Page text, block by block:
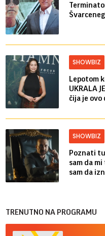
SHOWBIZ
Lepotom
UKRALA
čija je ovo
SHOWBIZ
Poznati
sam da
sam da
TRENUTNO NA PROGRAMU